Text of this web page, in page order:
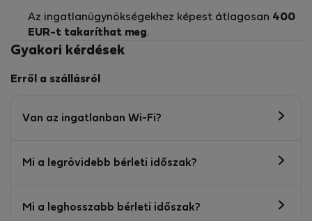
Az ingatlanügynökségekhez képest átlagosan 400
EUR-t takaríthat meg.
Gyakori kérdések
Erről a szállásról
Van az ingatlanban Wi-Fi?
Mi a legrövidebb bérleti időszak?
Mi a leghosszabb bérleti időszak?